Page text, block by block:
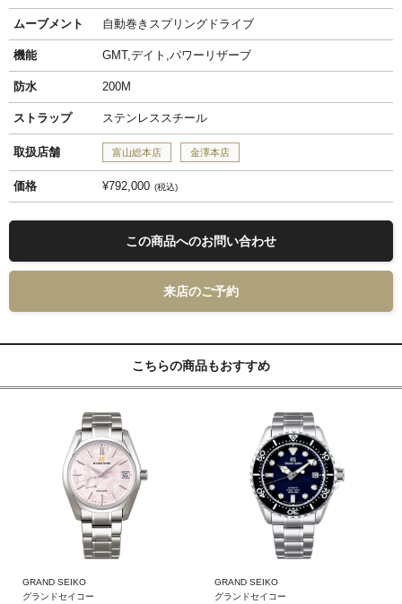
ムーブメント 自動巻きスプリングドライブ
機能 GMT,デイト,パワーリザーブ
防水 200M
ストラップ ステンレススチール
取扱店舗 富山総本店 金澤本店
価格 ¥792,000 税込
この商品へのお問い合わせ
来店のご予約
こちらの商品もおすすめ
GRAND SEIKO
グランドセイコー
GRAND SEIKO
グランドセイコー